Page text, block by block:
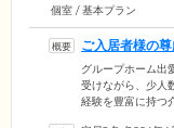
個室 / 基本プラン
ご入居者様の
アを行います
グループホーム出
受けながら、少人
経験を豊富に持つ